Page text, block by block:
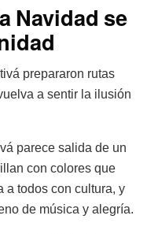
Navidad se
prepararon rutas
a sentir la ilusión
parece salida de un
con colores que
a todos con cultura, y
de música y alegría.